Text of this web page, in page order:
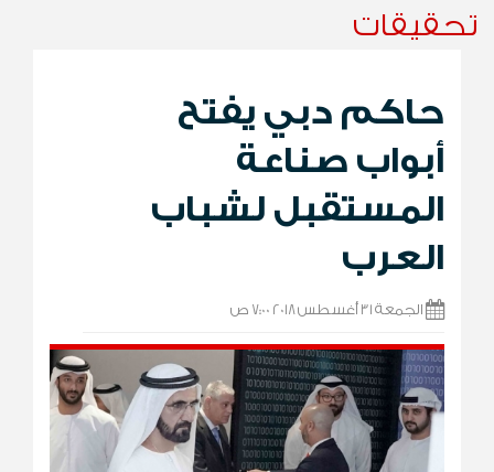
تحقيقات
حاكم دبي يفتح
أبواب صناعة
المستقبل لشباب
العرب
الجمعة 31 أغسطس 2018 7:00 ص